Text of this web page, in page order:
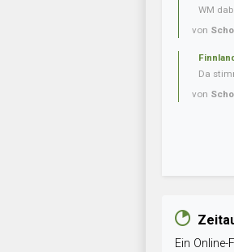
WM
von
Da
von
Ein